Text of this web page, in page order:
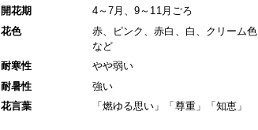
開花期
4～7月、9～11月ごろ
花色
赤、ピンク、赤白、白、クリーム色
など
耐寒性
やや弱い
耐暑性
強い
花言葉
「燃ゆる思い」「尊重」「知恵」